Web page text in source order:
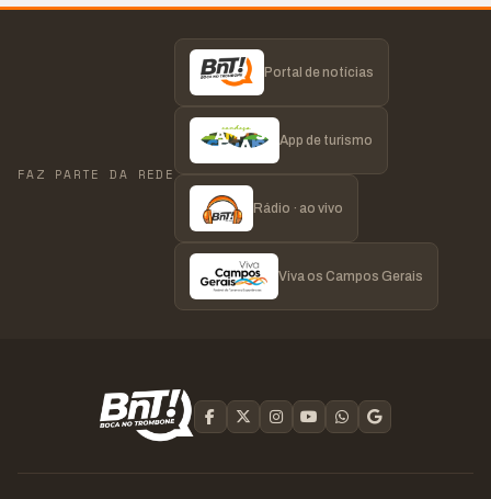
FAZ PARTE DA REDE
Portal de notícias
App de turismo
Rádio · ao vivo
Viva os Campos Gerais